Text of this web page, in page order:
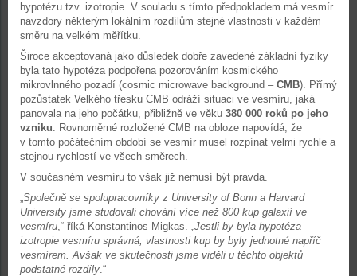
hypotézu tzv. izotropie. V souladu s tímto předpokladem má vesmír
navzdory některým lokálním rozdílům stejné vlastnosti v každém
směru na velkém měřítku.
Široce akceptovaná jako důsledek dobře zavedené základní fyziky
byla tato hypotéza podpořena pozorováním kosmického
mikrovlnného pozadí (cosmic microwave background – CMB). Přímý
pozůstatek Velkého třesku CMB odráží situaci ve vesmíru, jaká
panovala na jeho počátku, přibližně ve věku 380 000 roků po jeho
vzniku. Rovnoměrné rozložené CMB na obloze napovídá, že
v tomto počátečním období se vesmír musel rozpínat velmi rychle a
stejnou rychlostí ve všech směrech.
V současném vesmíru to však již nemusí být pravda.
„Společně se spolupracovníky z University of Bonn a Harvard
University jsme studovali chování více než 800 kup galaxií ve
vesmíru,“ říká Konstantinos Migkas. „Jestli by byla hypotéza
izotropie vesmíru správná, vlastnosti kup by byly jednotné napříč
vesmírem. Avšak ve skutečnosti jsme viděli u těchto objektů
podstatné rozdíly.“